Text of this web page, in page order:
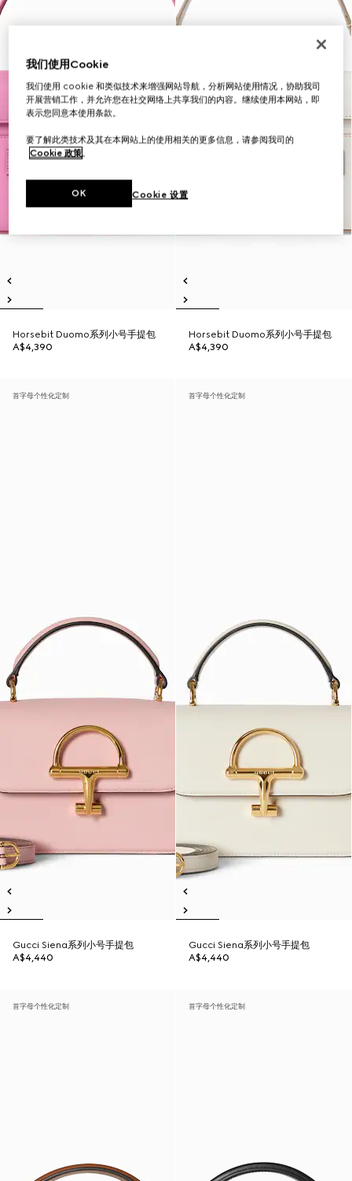
Horsebit Duomo系列小号手提包
A$4,390
Horsebit Duomo系列小号手提包
A$4,390
首字母个性化定制
Gucci Siena系列小号手提包
A$4,440
首字母个性化定制
Gucci Siena系列小号手提包
A$4,440
首字母个性化定制 首字母个性化定制
我们使用Cookie
我们使用 cookie 和类似技术来增强网站导航，分析网站使用情况，协助我司
开展营销工作，并允许您在社交网络上共享我们的内容。继续使用本网站，即
表示您同意本使用条款。
要了解此类技术及其在本网站上的使用相关的更多信息，请参阅我司的
Cookie 政策。
Cookie 设置
OK